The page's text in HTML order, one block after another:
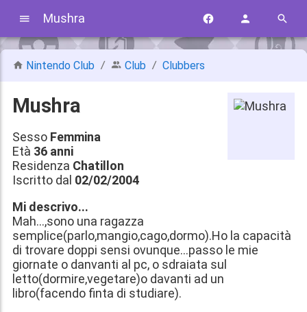
Mushra
Nintendo Club Club Clubbers
Mushra
Sesso Femmina
Età 36 anni
Residenza Chatillon
Iscritto dal 02/02/2004
Mi descrivo...
Mah...,sono una ragazza
semplice(parlo,mangio,cago,dormo).Ho la capacità
di trovare doppi sensi ovunque...passo le mie
giornate o danvanti al pc, o sdraiata sul
letto(dormire,vegetare)o davanti ad un
libro(facendo finta di studiare).